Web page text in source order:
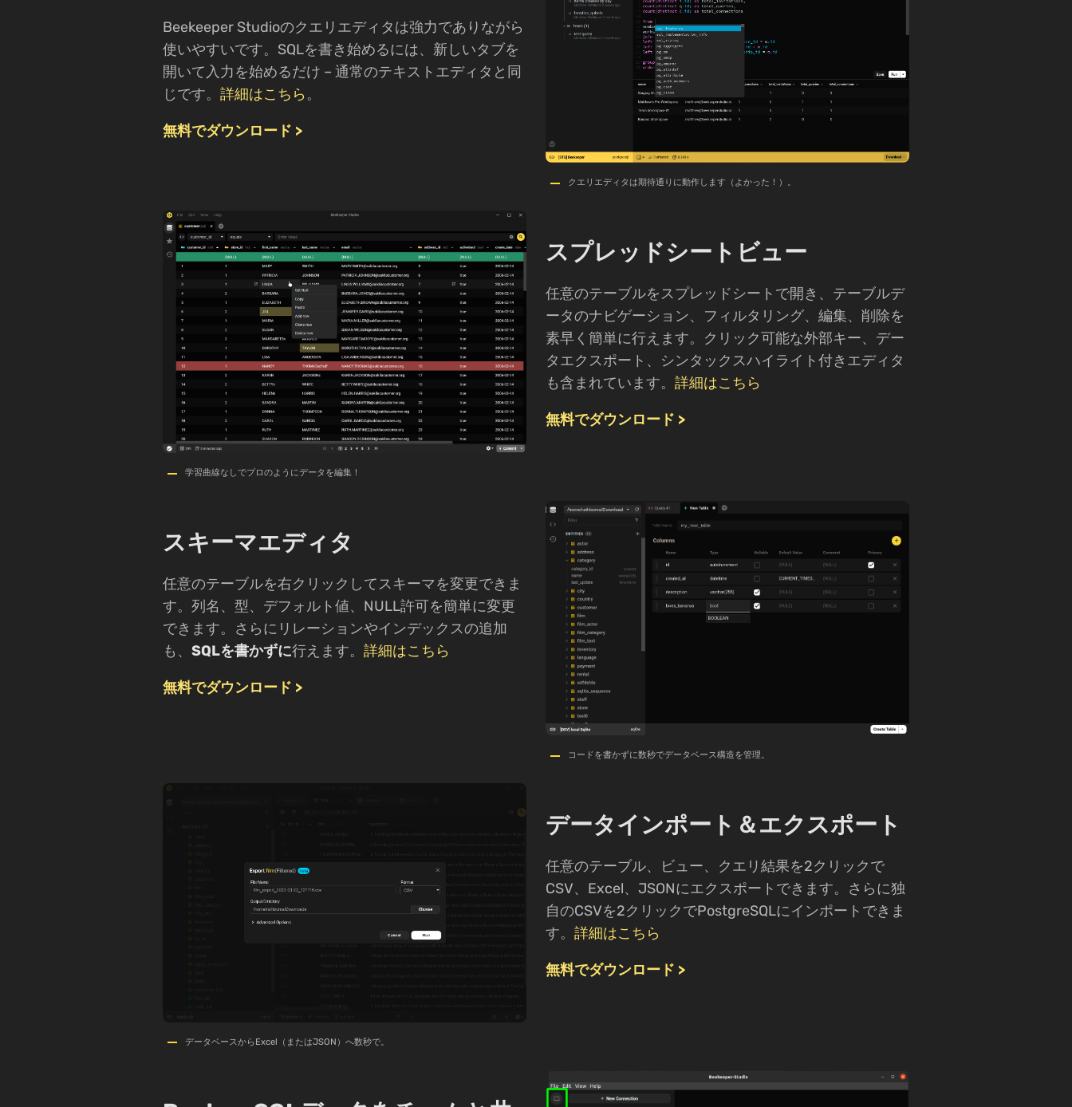
Beekeeper Studioのクエリエディタは強力でありながら
使いやすいです。SQLを書き始めるには、新しいタブを
開いて入力を始めるだけ – 通常のテキストエディタと同
じです。 詳細はこちら 。
無料でダウンロード >
クエリエディタは期待通りに動作します（よかった！）。
スプレッドシートビュー
任意のテーブルをスプレッドシートで開き、テーブルデ
ータのナビゲーション、フィルタリング、編集、削除を
素早く簡単に行えます。クリック可能な外部キー、デー
タエクスポート、シンタックスハイライト付きエディタ
も含まれています。 詳細はこちら
無料でダウンロード >
学習曲線なしでプロのようにデータを編集！
スキーマエディタ
任意のテーブルを右クリックしてスキーマを変更できま
す。列名、型、デフォルト値、NULL許可を簡単に変更
できます。さらにリレーションやインデックスの追加
も、 SQLを書かずに行えます。 詳細はこちら
無料でダウンロード >
コードを書かずに数秒でデータベース構造を管理。
データインポート＆エクスポート
任意のテーブル、ビュー、クエリ結果を2クリックで
CSV、Excel、JSONにエクスポートできます。さらに独
自のCSVを2クリックでPostgreSQLにインポートできま
す。 詳細はこちら
無料でダウンロード >
データベースからExcel（またはJSON）へ数秒で。